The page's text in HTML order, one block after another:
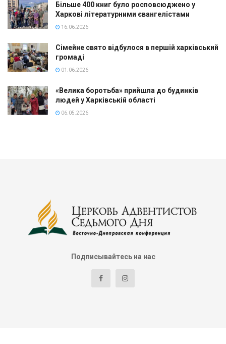
Більше 400 книг було росповсюджено у
Харкові літературними євангелістами
16.06.2026
Сімейне свято відбулося в першій харківський
громаді
01.06.2026
«Велика боротьба» прийшла до будинків
людей у Харківській області
06.05.2026
Подписывайтесь на нас